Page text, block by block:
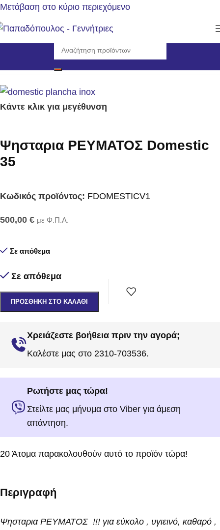
Μετάβαση στο κύριο περιεχόμενο
Αρχική σελίδα/Εργαλεία/Ψησταριές Υγραερίου
Κάντε κλικ για μεγέθυνση
Ψησταρια ΡΕΥΜΑΤΟΣ Domestic
35
Κωδικός προϊόντος: FDOMESTICV1
500,00 € με Φ.Π.Α.
Σε απόθεμα
Σε απόθεμα
ΠΡΟΣΘΉΚΗ ΣΤΟ ΚΑΛΆΘΙ
Χρειάζεστε βοήθεια πριν την αγορά;
Καλέστε μας στο 2310-703536.
Ρωτήστε μας τώρα!
Στείλτε μας μήνυμα στο Viber για άμεση
απάντηση.
20 Άτομα παρακολουθούν αυτό το προϊόν τώρα!
Περιγραφή
Ψησταρια ΡΕΥΜΑΤΟΣ !!! για εύκολο , υγιεινό, καθαρό ,